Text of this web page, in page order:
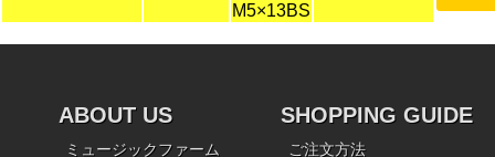
M5×13BS
ABOUT US
ミュージックファーム
SHOPPING GUIDE
ご注文方法